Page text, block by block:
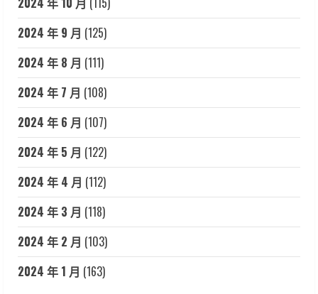
2024 年 9 月 (125)
2024 年 8 月 (111)
2024 年 7 月 (108)
2024 年 6 月 (107)
2024 年 5 月 (122)
2024 年 4 月 (112)
2024 年 3 月 (118)
2024 年 2 月 (103)
2024 年 1 月 (163)